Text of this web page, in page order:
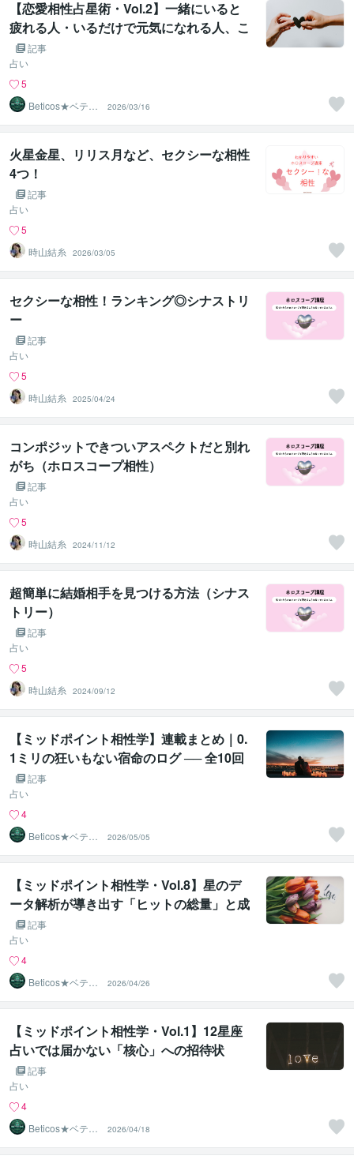
【恋愛相性占星術・Vol.2】一緒にいると
疲れる人・いるだけで元気になれる人、こ
の差の正体
記事
占い
5
Beticos★ベティ
コ 占星術師
2026/03/16
火星金星、リリス月など、セクシーな相性
4つ！
記事
占い
5
時山結糸
2026/03/05
セクシーな相性！ランキング◎シナストリ
ー
記事
占い
5
時山結糸
2025/04/24
コンポジットできついアスペクトだと別れ
がち（ホロスコープ相性）
記事
占い
5
時山結糸
2024/11/12
超簡単に結婚相手を見つける方法（シナス
トリー）
記事
占い
5
時山結糸
2024/09/12
【ミッドポイント相性学】連載まとめ｜0.
1ミリの狂いもない宿命のログ ── 全10回
まとめ
記事
占い
4
Beticos★ベティ
コ 占星術師
2026/05/05
【ミッドポイント相性学・Vol.8】星のデ
ータ解析が導き出す「ヒットの総量」と成
功確率
記事
占い
4
Beticos★ベティ
コ 占星術師
2026/04/26
【ミッドポイント相性学・Vol.1】12星座
占いでは届かない「核心」への招待状
記事
占い
4
Beticos★ベティ
コ 占星術師
2026/04/18